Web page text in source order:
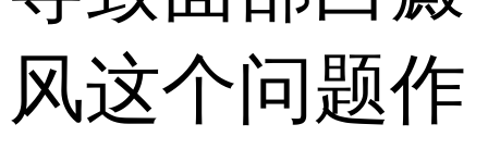
风这个问题作